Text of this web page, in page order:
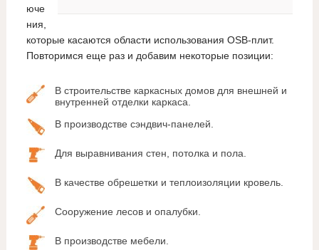
юче
ния,
которые касаются области использования OSB-плит.
Повторимся еще раз и добавим некоторые позиции:
В строительстве каркасных домов для внешней и
внутренней отделки каркаса.
В производстве сэндвич-панелей.
Для выравнивания стен, потолка и пола.
В качестве обрешетки и теплоизоляции кровель.
Сооружение лесов и опалубки.
В производстве мебели.